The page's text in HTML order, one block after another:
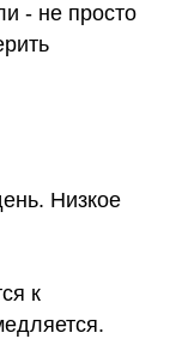
- не просто
Низкое
к